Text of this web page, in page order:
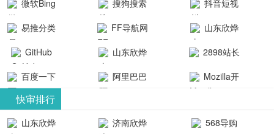
速，支持在
线观看，满
足各类影迷
需求，提供
无广告、高
清流畅的观
影体验。
剧大全、好
看的电视
剧、最新的
电影在线观
看，神马影
最新好看的
年最新电影
的在线观
看，快来碟
调电影网在
线观看最新
热门影视作
全最优质的
软件免费下
载、资源免
费共享、技
术教程学习
台！整合破
微软Bing
搜狗搜索
引擎
抖音短视
频
易推分类
目录网
FF导航网
山东欣烨
化工有限公
GitHub
山东欣烨
生物科技有
2898站长
资源平台
百度一下
阿里巴巴
Mozilla开
快审排行
山东欣烨
济南欣烨
568导购